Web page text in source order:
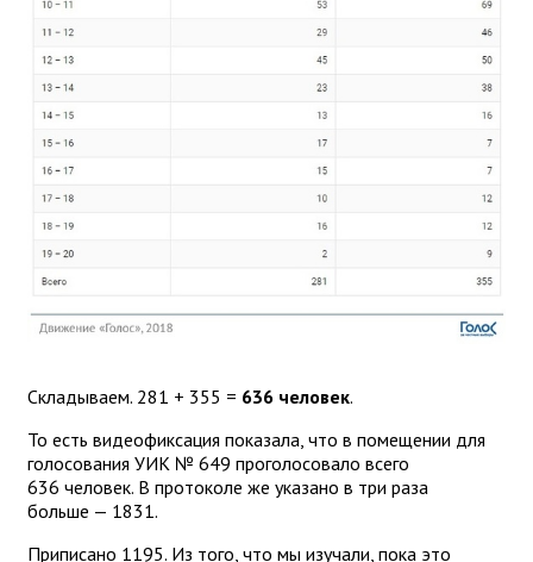
Складываем. 281 + 355 = 636 человек.
То есть видеофиксация показала, что в помещении для
голосования УИК № 649 проголосовало всего
636 человек. В протоколе же указано в три раза
больше — 1831.
Приписано 1195. Из того, что мы изучали, пока это